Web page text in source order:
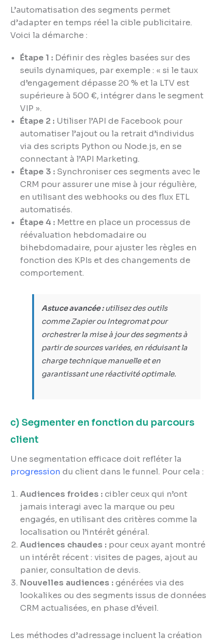
L’automatisation des segments permet
d’adapter en temps réel la cible publicitaire.
Voici la démarche :
Étape 1 : Définir des règles basées sur des
seuils dynamiques, par exemple : « si le taux
d’engagement dépasse 20 % et la LTV est
supérieure à 500 €, intégrer dans le segment
VIP ».
Étape 2 : Utiliser l’API de Facebook pour
automatiser l’ajout ou la retrait d’individus
via des scripts Python ou Node.js, en se
connectant à l’API Marketing.
Étape 3 : Synchroniser ces segments avec le
CRM pour assurer une mise à jour régulière,
en utilisant des webhooks ou des flux ETL
automatisés.
Étape 4 : Mettre en place un processus de
réévaluation hebdomadaire ou
bihebdomadaire, pour ajuster les règles en
fonction des KPIs et des changements de
comportement.
Astuce avancée :utilisez des outils
comme Zapier ou Integromat pour
orchestrer la mise à jour des segments à
partir de sources variées, en réduisant la
charge technique manuelle et en
garantissant une réactivité optimale.
c) Segmenter en fonction du parcours
client
Une segmentation efficace doit refléter la
progression du client dans le funnel. Pour cela :
Audiences froides : cibler ceux qui n’ont
jamais interagi avec la marque ou peu
engagés, en utilisant des critères comme la
localisation ou l’intérêt général.
Audiences chaudes : pour ceux ayant montré
un intérêt récent : visites de pages, ajout au
panier, consultation de devis.
Nouvelles audiences : générées via des
lookalikes ou des segments issus de données
CRM actualisées, en phase d’éveil.
Les méthodes d’adressage incluent la création